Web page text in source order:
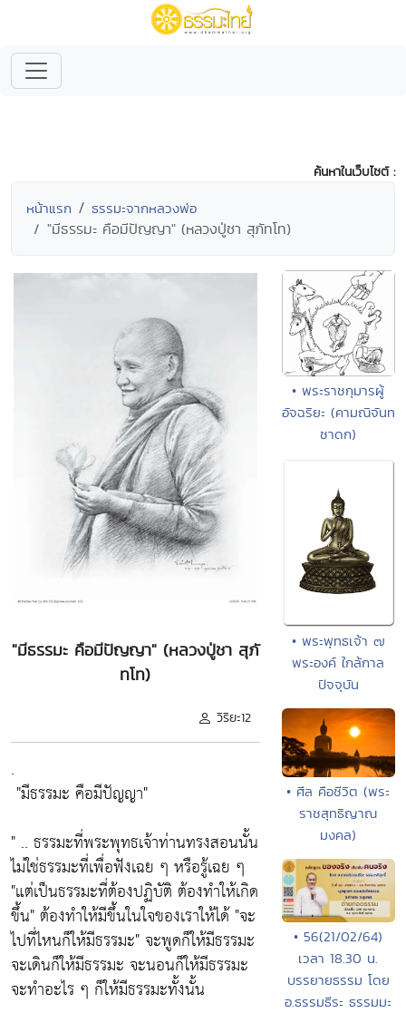
ค้นหาในเว็บไซต์ :
หน้าแรก ธรรมะจากหลวงพ่อ
"มีธรรมะ คือมีปัญญา" (หลวงปู่ชา สุภัทโท)
"มีธรรมะ คือมีปัญญา" (หลวงปู่ชา สุภั
ทโท)
วิริยะ12
.
"มีธรรมะ คือมีปัญญา"
" .. ธรรมะที่พระพุทธเจ้าท่านทรงสอนนั้น
ไม่ใช่ธรรมะที่เพื่อฟังเฉย ๆ หรือรู้เฉย ๆ
"แต่เป็นธรรมะที่ต้องปฏิบัติ ต้องทำให้เกิด
ขึ้น"ต้องทำให้มีขึ้นในใจของเราให้ได้"จะ
ไปที่ไหนก็ให้มีธรรมะ"จะพูดก็ให้มีธรรมะ
จะเดินก็ให้มีธรรมะ จะนอนก็ให้มีธรรมะ
จะทำอะไร ๆ ก็ให้มีธรรมะทั้งนั้น
• พระราชกุมารผู้
อัจฉริยะ (คามณิจันท
ชาดก)
• พระพุทธเจ้า ๗
พระองค์ ใกล้กาล
ปัจจุบัน
• ศีล คือชีวิต (พระ
ราชสุทธิญาณ
มงคล)
• 56(21/02/64)
เวลา 18.30 น.
บรรยายธรรม โดย
อ.ธรรมธีระ ธรรมมะ